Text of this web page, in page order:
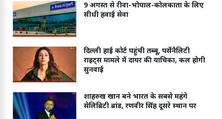
9 अगस्त से रीवा-भोपाल-कोलकाता के लिए
सीधी हवाई सेवा
दिल्ली हाई कोर्ट पहुंची तब्बू, पर्सेनैलिटी
राइट्स मामले में दायर की याचिका, कल होगी
सुनवाई
शाहरुख खान बने भारत के सबसे महंगे
सेलिब्रिटी ब्रांड, रणवीर सिंह दूसरे स्थान पर